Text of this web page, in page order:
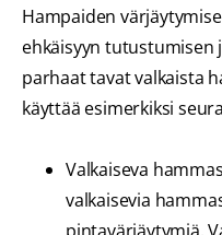
Hampaiden
ehkäisyyn tutustumisen
parhaat tavat valkaista
käyttää esimerkiksi
Valkaiseva
valkaisevia